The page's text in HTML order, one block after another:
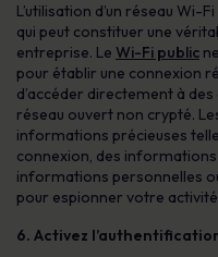
L’utilisation d’un réseau Wi-
qui peut constituer une
entreprise. Le Wi-Fi public
pour établir une connexion
d’accéder directement à
réseau ouvert non crypté.
informations précieuses
connexion, des
informations personnelles
pour espionner votre activité
6. Activez